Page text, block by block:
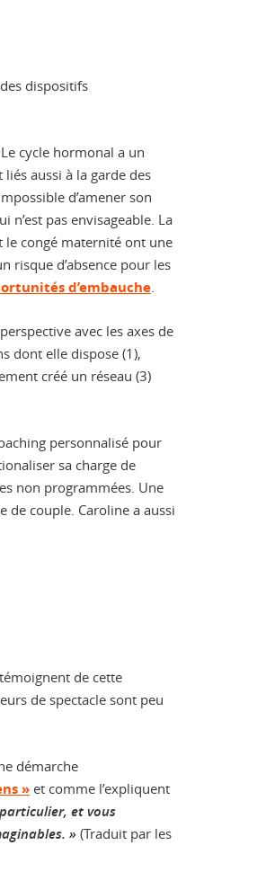
dispositifs
cycle hormonal a un
aussi à la garde des
d’amener son
n’est pas envisageable. La
le congé maternité ont une
risque d’absence pour les
d’embauche
avec les axes de
dont elle dispose (1),
créé un réseau (3)
personnalisé pour
sa charge de
non programmées. Une
couple. Caroline a aussi
de cette
de spectacle sont peu
démarche
» et comme l’expliquent
et vous
» (Traduit par les